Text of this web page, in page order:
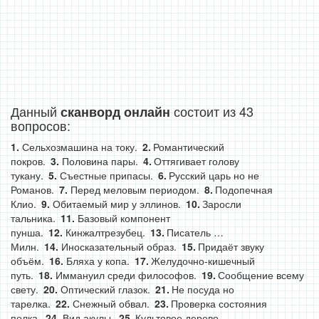
Данный сканворд онлайн состоит из 43
вопросов:
Сельхозмашина на току.
Романтический
покров.
Половина пары.
Оттягивает голову
тукану.
Съестные припасы.
Русский царь но не
Романов.
Перед меловым периодом.
Подопечная
Клио.
Обитаемый мир у эллинов.
Заросли
тальника.
Базовый компонент
пунша.
Кинжалтрезубец.
Писатель …
Милн.
Иносказательный образ.
Придаёт звуку
объём.
Бляха у копа.
Желудочно-кишечный
путь.
Иммануил среди философов.
Сообщение всему
свету.
Оптический глазок.
Не посуда но
тарелка.
Снежный обвал.
Проверка состояния